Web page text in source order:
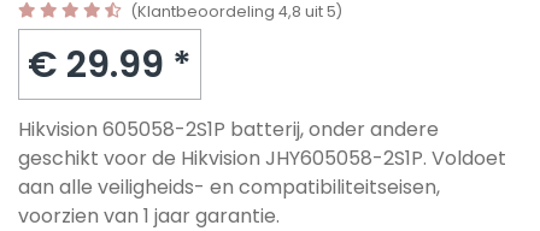
(Klantbeoordeling 4,8 uit 5)
€ 29.99 *
Hikvision 605058-2S1P batterij, onder andere
geschikt voor de Hikvision JHY605058-2S1P. Voldoet
aan alle veiligheids- en compatibiliteitseisen,
voorzien van 1 jaar garantie.